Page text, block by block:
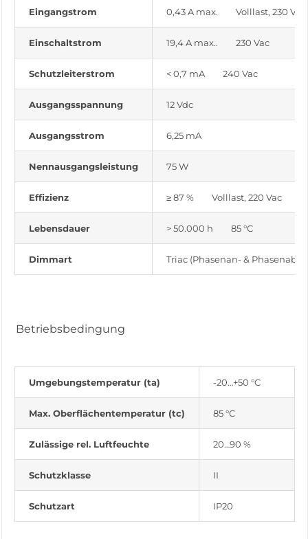
Eingangstrom 0,43 A max. Volllast, 230 Vac
Einschaltstrom 19,4 A max.. 230 Vac
Schutzleiterstrom < 0,7 mA 240 Vac
Ausgangsspannung 12 Vdc
Ausgangsstrom 6,25 mA
Nennausgangsleistung 75 W
Effizienz ≥ 87 % Volllast, 220 Vac
Lebensdauer > 50.000 h 85 °C
Dimmart Triac (Phasenan- &
Betriebsbedingung
Umgebungstemperatur (ta) -20…+50 °C
Max. Oberflächentemperatur (tc) 85 °C
Zulässige rel. Luftfeuchte 20…90 %
Schutzklasse II
Schutzart IP20